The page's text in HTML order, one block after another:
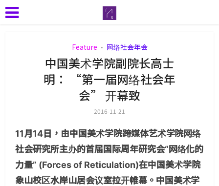
Feature • 网络社会年会
中国美术学院副院长高士
明： “第一届网络社会年
会” 开幕致
2016-11-21
11月14日，由中国美术学院跨媒体艺术学院网络
社会研究所主办的首届国际周年研究会“网络化的
力量” (Forces of Reticulation)在中国美术学院
象山校区水岸山居会议室拉开帷幕。中国美术学